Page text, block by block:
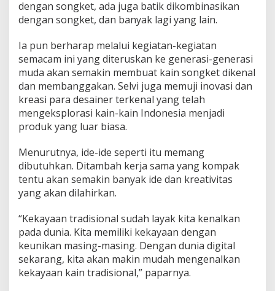
dengan songket, ada juga batik dikombinasikan
dengan songket, dan banyak lagi yang lain.
Ia pun berharap melalui kegiatan-kegiatan
semacam ini yang diteruskan ke generasi-generasi
muda akan semakin membuat kain songket dikenal
dan membanggakan. Selvi juga memuji inovasi dan
kreasi para desainer terkenal yang telah
mengeksplorasi kain-kain Indonesia menjadi
produk yang luar biasa.
Menurutnya, ide-ide seperti itu memang
dibutuhkan. Ditambah kerja sama yang kompak
tentu akan semakin banyak ide dan kreativitas
yang akan dilahirkan.
“Kekayaan tradisional sudah layak kita kenalkan
pada dunia. Kita memiliki kekayaan dengan
keunikan masing-masing. Dengan dunia digital
sekarang, kita akan makin mudah mengenalkan
kekayaan kain tradisional,” paparnya.